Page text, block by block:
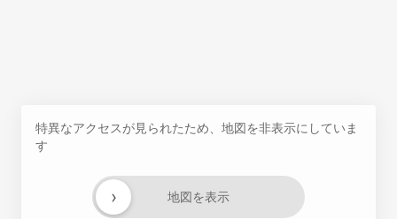
特異なアクセスが見られたため、地図を非表示にしていま
す
地図を表示
›